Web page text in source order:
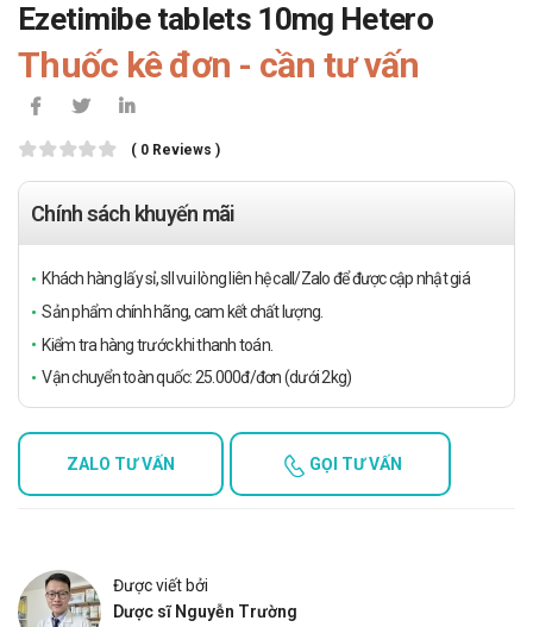
Ezetimibe tablets 10mg Hetero
Thuốc kê đơn - cần tư vấn
( 0 Reviews )
Chính sách khuyến mãi
Khách hàng lấy sỉ, sll vui lòng liên hệ call/Zalo để được cập nhật giá
Sản phẩm chính hãng, cam kết chất lượng.
Kiểm tra hàng trước khi thanh toán.
Vận chuyển toàn quốc: 25.000đ/đơn (dưới 2kg)
ZALO TƯ VẤN GỌI TƯ VẤN
Được viết bởi
Dược sĩ Nguyễn Trường